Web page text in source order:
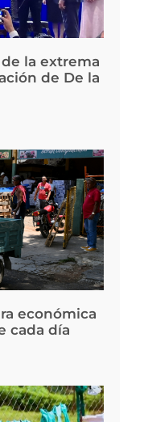
la extrema
de De la
económica
cada día